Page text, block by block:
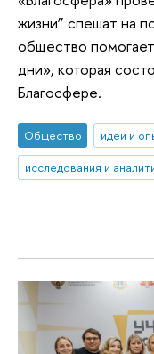
жизни” спешат на
общество
дни», которая
Благосфере.
Общество идеи и
исследования и